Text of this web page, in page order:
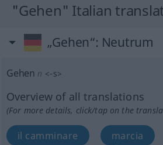
"Gehen" Italian
„Gehen“: Neutrum
Gehen n <-s>
Overview of all translations
(For more details, click/tap on the
il camminare marcia